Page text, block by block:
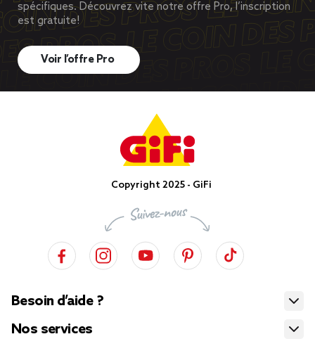
spécifiques. Découvrez vite notre offre Pro, l’inscription
est gratuite!
Voir l’offre Pro
Copyright 2025 - GiFi
Besoin d’aide ?
Nos services